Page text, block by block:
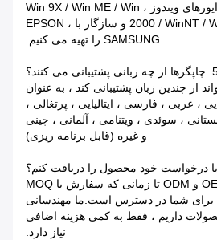
پاسخ: بله ، ما تمام درایورهای ویندوز ، Win 9X / Win ME / Win
2000 / WinNT / WinXP / Vista و سازگار با EPSON ،
SAMSUNG را تهیه می کنیم.
پشتیبانی می کنند؟
از چندین زبان پشتیبانی کند ، به عنوان
، عربی ، فارسی ، ایتالیایی ، پرتغالی ،
، سوئدی ، ویتنامی ، آلمانی ، چینی
و غیره (قابل برنامه ریزی)
پاسخ: محصولات OEM و ODM تا زمانی که سفارش با MOQ
برای شما در دسترس است.ما مهندسانی
داریم ، فقط به کمی هزینه اضافی
نیاز دارد.